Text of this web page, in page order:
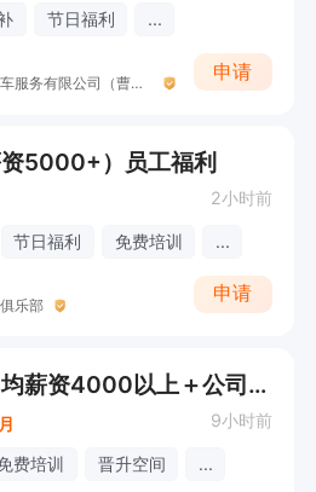
节日福利 ...
彩楠之行（云南）汽车服务有限公司（曹操出行曲靖运营中心）
申请
5000+）员工福利
2小时前
节日福利 免费培训 ...
乐部
申请
前台服务顾问（月均薪资4000以上＋公司福利）
9小时前
费培训 晋升空间 ...